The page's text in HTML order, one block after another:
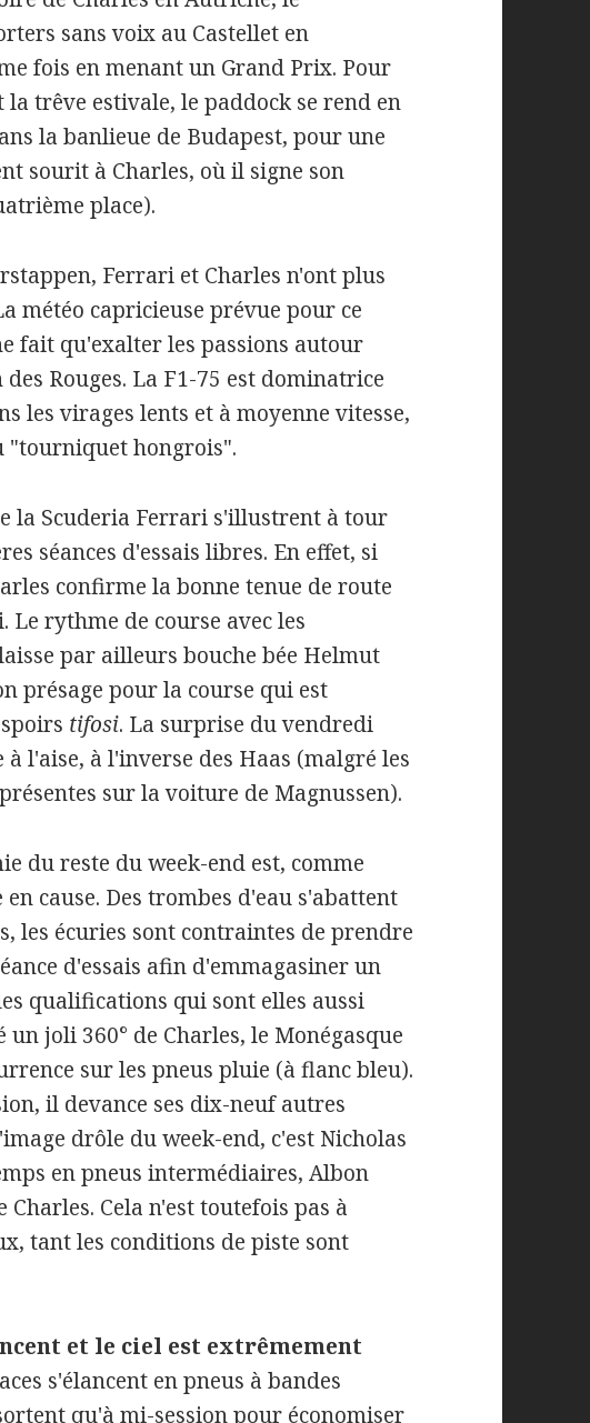
sans voix au Castellet en
fois en menant un Grand Prix. Pour
trêve estivale, le paddock se rend en
la banlieue de Budapest, pour une
sourit à Charles, où il signe son
place).
Ferrari et Charles n'ont plus
météo capricieuse prévue pour ce
fait qu'exalter les passions autour
Rouges. La F1-75 est dominatrice
les virages lents et à moyenne vitesse,
"tourniquet hongrois".
la Scuderia Ferrari s'illustrent à tour
séances d'essais libres. En effet, si
confirme la bonne tenue de route
rythme de course avec les
par ailleurs bouche bée Helmut
présage pour la course qui est
tifosi. La surprise du vendredi
l'aise, à l'inverse des Haas (malgré les
sur la voiture de Magnussen).
du reste du week-end est, comme
cause. Des trombes d'eau s'abattent
les écuries sont contraintes de prendre
d'essais afin d'emmagasiner un
qualifications qui sont elles aussi
joli 360° de Charles, le Monégasque
sur les pneus pluie (à flanc bleu).
il devance ses dix-neuf autres
drôle du week-end, c'est Nicholas
en pneus intermédiaires, Albon
Cela n'est toutefois pas à
tant les conditions de piste sont
et le ciel est extrêmement
s'élancent en pneus à bandes
qu'à mi-session pour économiser